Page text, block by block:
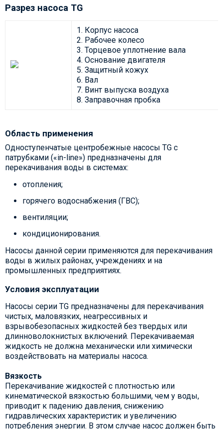
Разрез насоса TG
1. Корпус насоса
2. Рабочее колесо
3. Торцевое уплотнение вала
4. Основание двигателя
5. Защитный кожух
6. Вал
7. Винт выпуска воздуха
8. Заправочная пробка
Область применения
Одноступенчатые центробежные насосы TG с
патрубками («in-line») предназначены для
перекачивания воды в системах:
отопления;
горячего водоснабжения (ГВС);
вентиляции;
кондиционирования.
Насосы данной серии применяются для перекачивания
воды в жилых районах, учреждениях и на
промышленных предприятиях.
Условия эксплуатации
Насосы серии TG предназначены для перекачивания
чистых, маловязких, неагрессивных и
взрывобезопасных жидкостей без твердых или
длинноволокнистых включений. Перекачиваемая
жидкость не должна механически или химически
воздействовать на материалы насоса.
Вязкость
Перекачивание жидкостей с плотностью или
кинематической вязкостью большими, чем у воды,
приводит к падению давления, снижению
гидравлических характеристик и увеличению
потребления энергии. В этом случае насос должен быть